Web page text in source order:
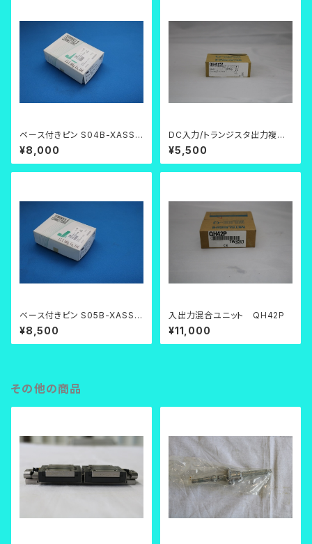
ベース付きピン S04B-XASS-
1N-BN
¥8,000
DC入力/トランジスタ出力複合
ユニット QX48Y57
¥5,500
ベース付きピン S05B-XASS-1
N-BN
¥8,500
入出力混合ユニット QH42P
¥11,000
その他の商品